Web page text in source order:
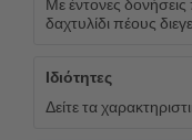
Με έντονες
δαχτυλίδι πέους
Ιδιότητες
Δείτε τα